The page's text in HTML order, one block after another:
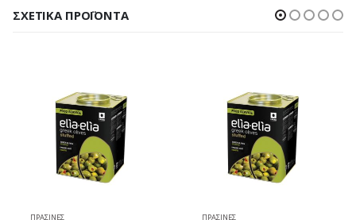
ΣΧΕΤΙΚΆ ΠΡΟΪΌΝΤΑ